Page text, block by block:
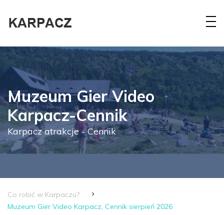
Muzeum Gier Video
Karpacz-Cennik
Karpacz atrakcje - Cennik
Co robić w Karpaczu?
Muzeum Gier Video Karpacz, Cennik sierpień 2026